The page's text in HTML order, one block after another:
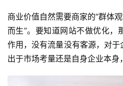
商业价值自然需要商家的“群体
而生”。要知道网站不做优化，
作用，没有流量没有客源，对
出于市场考量还是自身企业本身